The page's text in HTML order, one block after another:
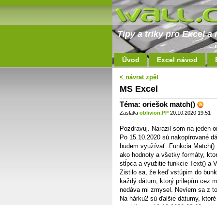
Tipy a triky pro Excel a
Úvod Excel návod
< návrat zpět
MS Excel
Téma: oriešok match()
Zaslal/a oblivion.PP 20.10.2020 19:51
Pozdravuj. Narazil som na jeden
Po 15.10.2020 sú nakopírované
budem využívať. Funkcia
ako hodnoty a všetky formáty,
stĺpca a využitie funkcie Text() a
Zistilo sa, že keď vstúpim do
každý dátum, ktorý prilepím cez
nedáva mi zmysel. Neviem sa z
Na hárku2 sú ďalšie dátumy,